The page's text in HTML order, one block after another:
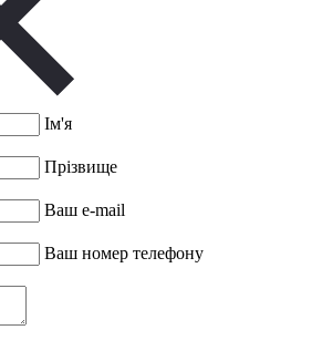
Ім'я
Прізвище
Ваш e-mail
Ваш номер телефону